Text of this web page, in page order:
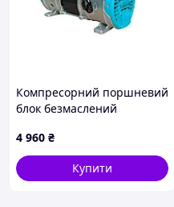
Компресорний поршневий
блок безмаслений
4 960 ₴
Купити